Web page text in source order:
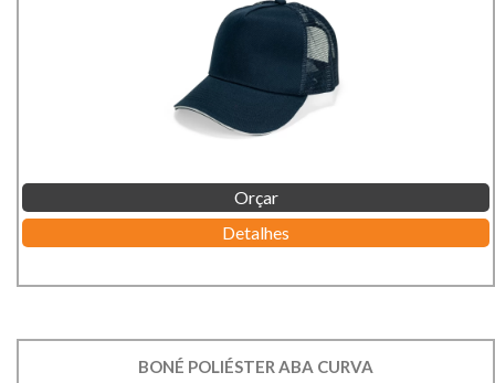
Orçar
Detalhes
BONÉ POLIÉSTER ABA CURVA